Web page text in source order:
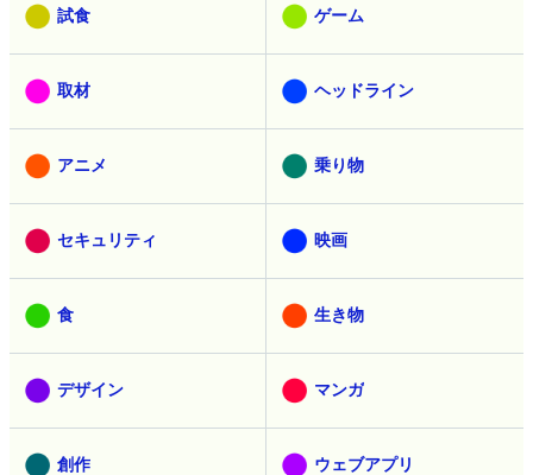
試食 ゲーム
取材 ヘッドライン
アニメ 乗り物
セキュリティ 映画
食 生き物
デザイン マンガ
創作 ウェブアプリ